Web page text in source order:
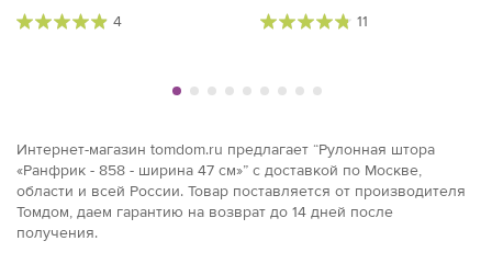
4
11
Интернет-магазин tomdom.ru предлагает “Рулонная штора
«Ранфрик - 858 - ширина 47 см»” с доставкой по Москве,
области и всей России. Товар поставляется от производителя
Томдом, даем гарантию на возврат до 14 дней после
получения.